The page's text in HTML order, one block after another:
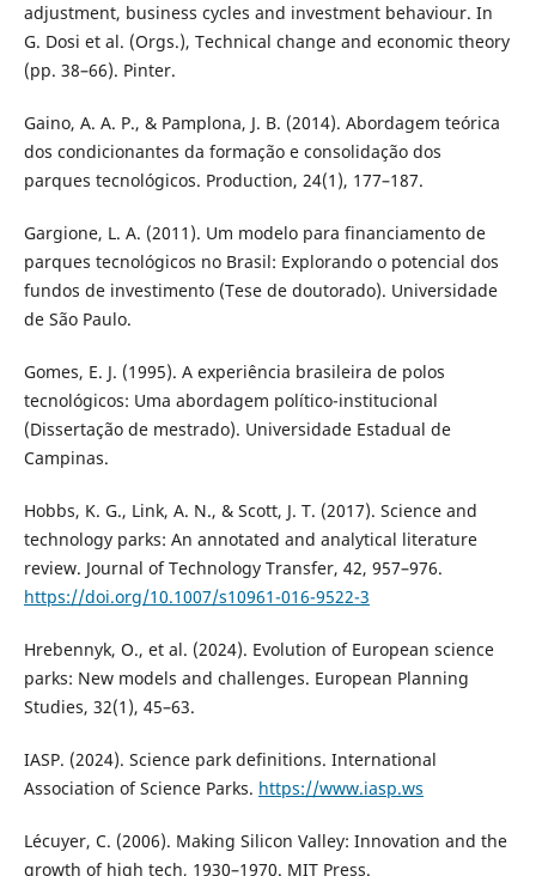
adjustment, business cycles and investment behaviour. In
G. Dosi et al. (Orgs.), Technical change and economic theory
(pp. 38–66). Pinter.
Gaino, A. A. P., & Pamplona, J. B. (2014). Abordagem teórica
dos condicionantes da formação e consolidação dos
parques tecnológicos. Production, 24(1), 177–187.
Gargione, L. A. (2011). Um modelo para financiamento de
parques tecnológicos no Brasil: Explorando o potencial dos
fundos de investimento (Tese de doutorado). Universidade
de São Paulo.
Gomes, E. J. (1995). A experiência brasileira de polos
tecnológicos: Uma abordagem político-institucional
(Dissertação de mestrado). Universidade Estadual de
Campinas.
Hobbs, K. G., Link, A. N., & Scott, J. T. (2017). Science and
technology parks: An annotated and analytical literature
review. Journal of Technology Transfer, 42, 957–976.
https://doi.org/10.1007/s10961-016-9522-3
Hrebennyk, O., et al. (2024). Evolution of European science
parks: New models and challenges. European Planning
Studies, 32(1), 45–63.
IASP. (2024). Science park definitions. International
Association of Science Parks. https://www.iasp.ws
Lécuyer, C. (2006). Making Silicon Valley: Innovation and the
growth of high tech, 1930–1970. MIT Press.